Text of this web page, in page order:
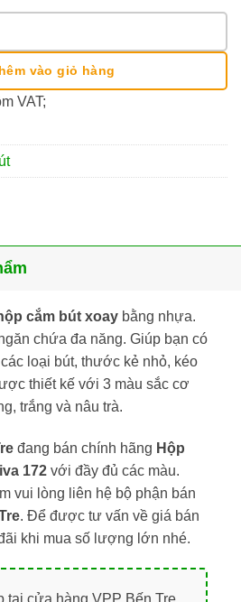
172 số lượng
vào giỏ hàng
VAT;
cắm bút xoaybằng nhựa.
chứa đa năng. Giúp bạn có
loại bút, thước kẻ nhỏ, kéo
thiết kế với 3 màu sắc cơ
trắng và nâu trà.
đang bán chính hãng Hộp
172với đầy đủ các màu.
vui lòng liên hệ bộ phận bán
. Để được tư vấn về giá bán
khi mua số lượng lớn nhé.